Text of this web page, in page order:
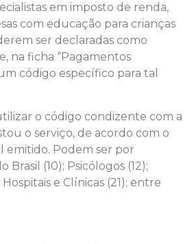
em imposto de renda,
com educação para crianças
ser declaradas como
na ficha “Pagamentos
código específico para tal
o código condizente com a
o serviço, de acordo com o
emitido. Podem ser por
Brasil (10); Psicólogos (12);
e Clínicas (21); entre